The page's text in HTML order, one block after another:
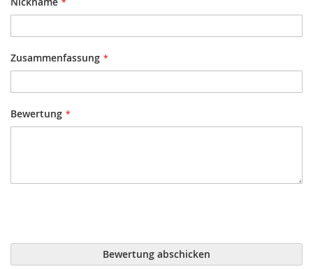
Zusammenfassung
Bewertung
Bewertung abschicken